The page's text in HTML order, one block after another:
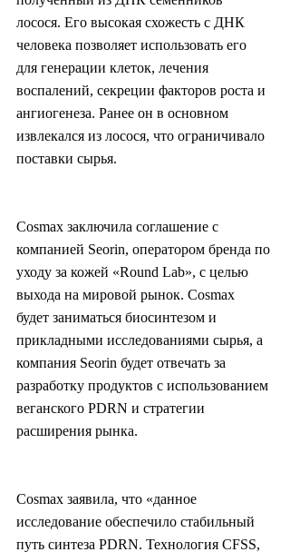
лосося. Его высокая схожесть с ДНК
человека позволяет использовать его
для генерации клеток, лечения
воспалений, секреции факторов роста и
ангиогенеза. Ранее он в основном
извлекался из лосося, что ограничивало
поставки сырья.
Cosmax заключила соглашение с
компанией Seorin, оператором бренда по
уходу за кожей «Round Lab», с целью
выхода на мировой рынок. Cosmax
будет заниматься биосинтезом и
прикладными исследованиями сырья, а
компания Seorin будет отвечать за
разработку продуктов с использованием
веганского PDRN и стратегии
расширения рынка.
Cosmax заявила, что «данное
исследование обеспечило стабильный
путь синтеза PDRN. Технология CFSS,